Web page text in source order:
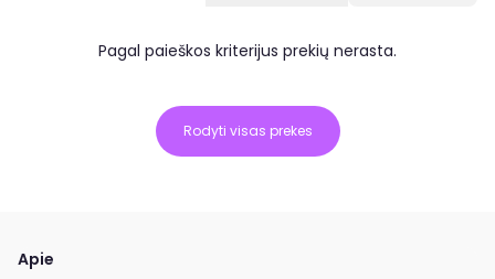
Pagal paieškos kriterijus prekių nerasta.
Rodyti visas prekes
Apie